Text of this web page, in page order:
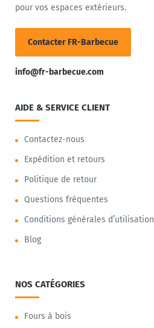
pour vos espaces extérieurs.
Contacter FR-Barbecue
info@fr-barbecue.com
AIDE & SERVICE CLIENT
Contactez-nous
Expédition et retours
Politique de retour
Questions fréquentes
Conditions générales d’utilisation
Blog
NOS CATÉGORIES
Fours à bois